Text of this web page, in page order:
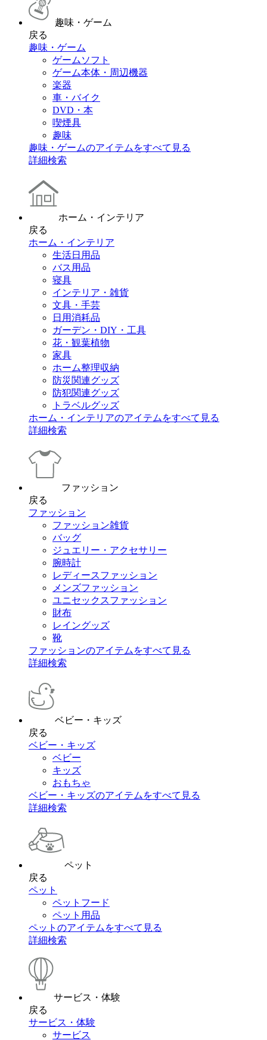
趣味・ゲーム
戻る
趣味・ゲーム
ゲームソフト
ゲーム本体・周辺機器
楽器
車・バイク
DVD・本
喫煙具
趣味
趣味・ゲームのアイテムをすべて見る
詳細検索
ホーム・インテリア
戻る
ホーム・インテリア
生活日用品
バス用品
寝具
インテリア・雑貨
文具・手芸
日用消耗品
ガーデン・DIY・工具
花・観葉植物
家具
ホーム整理収納
防災関連グッズ
防犯関連グッズ
トラベルグッズ
ホーム・インテリアのアイテムをすべて見る
詳細検索
ファッション
戻る
ファッション
ファッション雑貨
バッグ
ジュエリー・アクセサリー
腕時計
レディースファッション
メンズファッション
ユニセックスファッション
財布
レイングッズ
靴
ファッションのアイテムをすべて見る
詳細検索
ベビー・キッズ
戻る
ベビー・キッズ
ベビー
キッズ
おもちゃ
ベビー・キッズのアイテムをすべて見る
詳細検索
ペット
戻る
ペット
ペットフード
ペット用品
ペットのアイテムをすべて見る
詳細検索
サービス・体験
戻る
サービス・体験
サービス